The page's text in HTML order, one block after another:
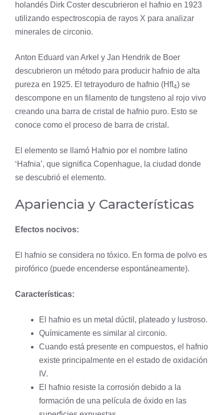
holandés Dirk Coster descubrieron el hafnio en 1923
utilizando espectroscopia de rayos X para analizar
minerales de circonio.
Anton Eduard van Arkel y Jan Hendrik de Boer
descubrieron un método para producir hafnio de alta
pureza en 1925. El tetrayoduro de hafnio (HfI 4) se
descompone en un filamento de tungsteno al rojo vivo
creando una barra de cristal de hafnio puro. Esto se
conoce como el proceso de barra de cristal.
El elemento se llamó Hafnio por el nombre latino
‘Hafnia’, que significa Copenhague, la ciudad donde
se descubrió el elemento.
Apariencia y Características
Efectos nocivos:
El hafnio se considera no tóxico. En forma de polvo es
pirofórico (puede encenderse espontáneamente).
Características:
El hafnio es un metal dúctil, plateado y lustroso.
Químicamente es similar al circonio.
Cuando está presente en compuestos, el hafnio
existe principalmente en el estado de oxidación
IV.
El hafnio resiste la corrosión debido a la
formación de una película de óxido en las